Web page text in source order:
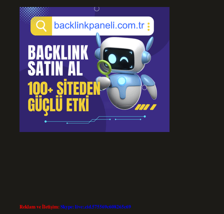
Reklam ve İletişim:Skype: live:.cid.575569c608265c69